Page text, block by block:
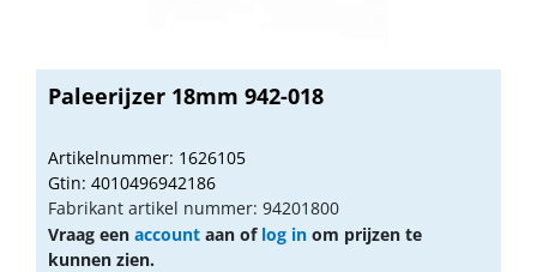
Paleerijzer 18mm 942-018
Artikelnummer: 1626105
Gtin: 4010496942186
Fabrikant artikel nummer: 94201800
Vraag een account aan of log in om prijzen te
kunnen zien.